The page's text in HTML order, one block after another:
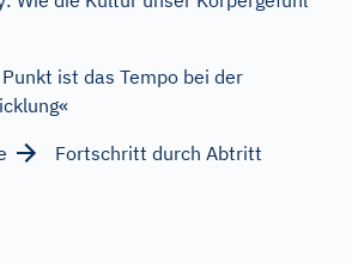
ist das Tempo bei der
Fortschritt durch Abtritt